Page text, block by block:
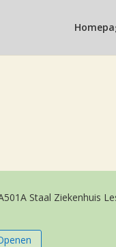
Staal Ziekenhuis